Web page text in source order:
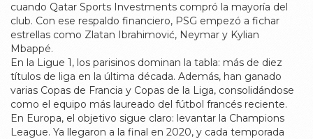
cuando Qatar Sports Investments compró la mayoría del
club. Con ese respaldo financiero, PSG empezó a fichar
estrellas como Zlatan Ibrahimović, Neymar y Kylian
Mbappé.
En la Ligue 1, los parisinos dominan la tabla: más de diez
títulos de liga en la última década. Además, han ganado
varias Copas de Francia y Copas de la Liga, consolidándose
como el equipo más laureado del fútbol francés reciente.
En Europa, el objetivo sigue claro: levantar la Champions
League. Ya llegaron a la final en 2020, y cada temporada